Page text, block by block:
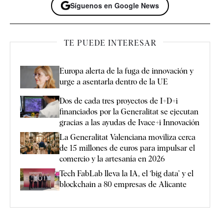
Síguenos en Google News
TE PUEDE INTERESAR
Europa alerta de la fuga de innovación y
urge a asentarla dentro de la UE
Dos de cada tres proyectos de I+D+i
financiados por la Generalitat se ejecutan
gracias a las ayudas de Ivace+i Innovación
La Generalitat Valenciana moviliza cerca
de 15 millones de euros para impulsar el
comercio y la artesanía en 2026
Tech FabLab lleva la IA, el ‘big data’ y el
blockchain a 80 empresas de Alicante